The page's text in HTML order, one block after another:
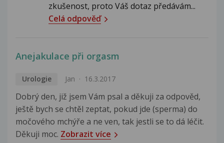
zkušenost, proto Váš dotaz předávám...
Celá odpověď
Anejakulace při orgasm
Urologie Jan 16.3.2017
Dobrý den, již jsem Vám psal a děkuji za odpověd,
ještě bych se chtěl zeptat, pokud jde (sperma) do
močového mchýře a ne ven, tak jestli se to dá léčit.
Děkuji moc. Zobrazit více